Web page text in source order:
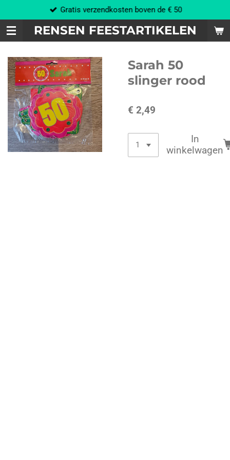
direct
naar
de
hoofdinhoud
RENSEN FEESTARTIKELEN
Gratis verzendkosten boven de € 50
Sarah 50
slinger rood
€ 2,49
In
winkelwagen